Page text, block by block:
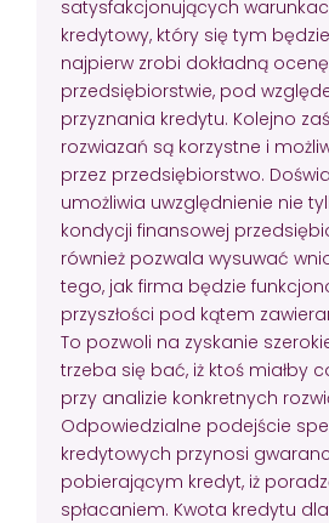
satysfakcjonujących
kredytowy, który się tym
najpierw zrobi dokładną
przedsiębiorstwie, pod
przyznania kredytu. Kolejno
rozwiazań są korzystne i
przez przedsiębiorstwo.
umożliwia uwzględnienie nie
kondycji finansowej
również pozwala wysuwać
tego, jak firma będzie
przyszłości pod kątem
To pozwoli na zyskanie
trzeba się bać, iż ktoś miałby
przy analizie konkretnych
Odpowiedzialne podejście
kredytowych przynosi
pobierającym kredyt, iż
spłacaniem. Kwota kredytu